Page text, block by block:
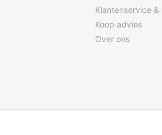
Klantenservice
Koop advies
Over ons